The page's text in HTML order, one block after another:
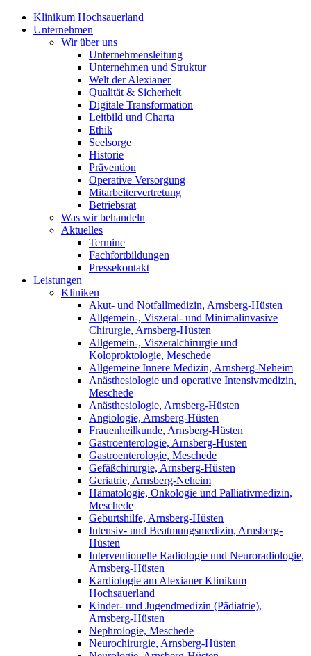
Klinikum Hochsauerland
Unternehmen
Wir über uns
Unternehmensleitung
Unternehmen und Struktur
Welt der Alexianer
Qualität & Sicherheit
Digitale Transformation
Leitbild und Charta
Ethik
Seelsorge
Historie
Prävention
Operative Versorgung
Mitarbeitervertretung
Betriebsrat
Was wir behandeln
Aktuelles
Termine
Fachfortbildungen
Pressekontakt
Leistungen
Kliniken
Akut- und Notfallmedizin, Arnsberg-Hüsten
Allgemein-, Viszeral- und Minimalinvasive
Chirurgie, Arnsberg-Hüsten
Allgemein-, Viszeralchirurgie und
Koloproktologie, Meschede
Allgemeine Innere Medizin, Arnsberg-Neheim
Anästhesiologie und operative Intensivmedizin,
Meschede
Anästhesiologie, Arnsberg-Hüsten
Angiologie, Arnsberg-Hüsten
Frauenheilkunde, Arnsberg-Hüsten
Gastroenterologie, Arnsberg-Hüsten
Gastroenterologie, Meschede
Gefäßchirurgie, Arnsberg-Hüsten
Geriatrie, Arnsberg-Neheim
Hämatologie, Onkologie und Palliativmedizin,
Meschede
Geburtshilfe, Arnsberg-Hüsten
Intensiv- und Beatmungsmedizin, Arnsberg-
Hüsten
Interventionelle Radiologie und Neuroradiologie,
Arnsberg-Hüsten
Kardiologie am Alexianer Klinikum
Hochsauerland
Kinder- und Jugendmedizin (Pädiatrie),
Arnsberg-Hüsten
Nephrologie, Meschede
Neurochirurgie, Arnsberg-Hüsten